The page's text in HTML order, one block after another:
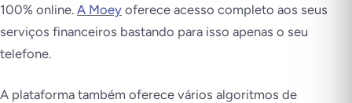
100% online. A Moey oferece acesso completo aos seus
serviços financeiros bastando para isso apenas o seu
telefone.
A plataforma também oferece vários algoritmos de